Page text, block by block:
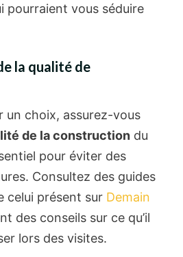
pourraient vous séduire
la qualité de
un choix, assurez-vous
de la construction du
pour éviter des
Consultez des guides
celui présent sur Demain
des conseils sur ce qu’il
lors des visites.